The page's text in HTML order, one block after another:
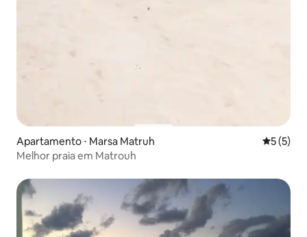
Apartamento ⋅ Marsa Matruh 5 de
5 (5)
Melhor praia em Matrouh